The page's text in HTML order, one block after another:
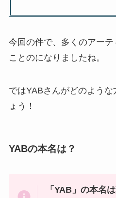
今回の件で、多くのアー
ことのになりましたね。
ではYABさんがどのよう
ょう！
YABの本名は？
「YAB」の本名